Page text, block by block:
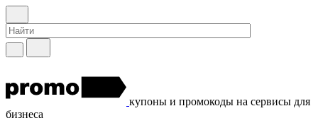
купоны и промокоды на сервисы для
бизнеса